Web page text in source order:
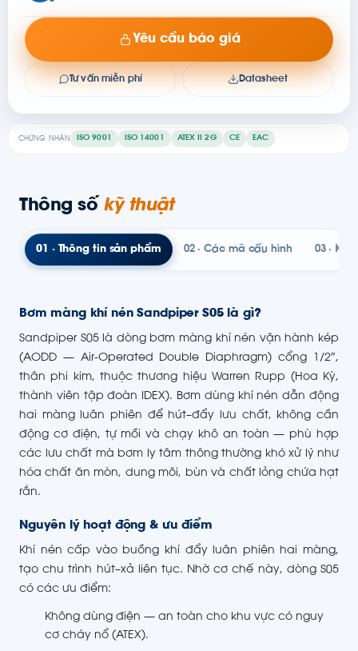
CHỨNG NHẬN ISO 9001 ISO 14001 ATEX II 2G CE EAC
Yêu cầu báo giá
Tư vấn miễn phí Datasheet
Thông số kỹ thuật
01 · Thông tin sản phẩm 02 · Các mã cấu hình 03 · Kỹ
Bơm màng khí nén Sandpiper S05 là gì?
Sandpiper S05 là dòng bơm màng khí nén vận hành kép
(AODD — Air-Operated Double Diaphragm) cổng 1/2″,
thân phi kim, thuộc thương hiệu Warren Rupp (Hoa Kỳ,
thành viên tập đoàn IDEX). Bơm dùng khí nén dẫn động
hai màng luân phiên để hút–đẩy lưu chất, không cần
động cơ điện, tự mồi và chạy khô an toàn — phù hợp
các lưu chất mà bơm ly tâm thông thường khó xử lý như
hóa chất ăn mòn, dung môi, bùn và chất lỏng chứa hạt
rắn.
Nguyên lý hoạt động & ưu điểm
Khí nén cấp vào buồng khí đẩy luân phiên hai màng,
tạo chu trình hút–xả liên tục. Nhờ cơ chế này, dòng S05
có các ưu điểm:
Không dùng điện — an toàn cho khu vực có nguy
cơ cháy nổ (ATEX).